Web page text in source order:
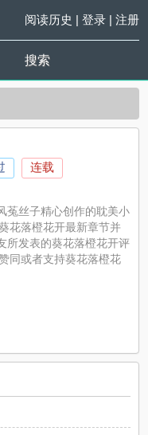
阅读历史 | 登录| 注册
搜索
连载
菟丝子精心创作的耽美小
花落橙花开最新章节并
所发表的葵花落橙花开评
同或者支持葵花落橙花